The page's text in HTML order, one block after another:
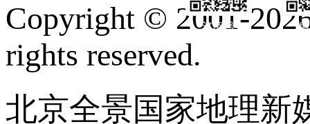
订阅号
Copyright © 2001-
rights reserved.
北京全景国家地理新